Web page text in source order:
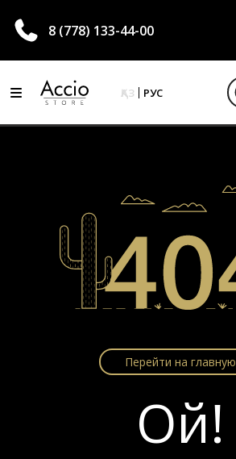
8 (778) 133-44-00
ҚАЗ РУС
Перейти на главную
Ой!